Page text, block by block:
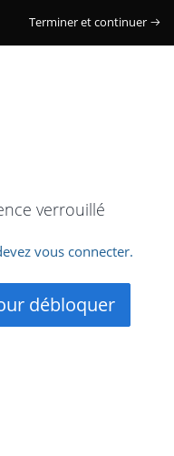
Terminer et continuer
verrouillé
vous connecter.
débloquer